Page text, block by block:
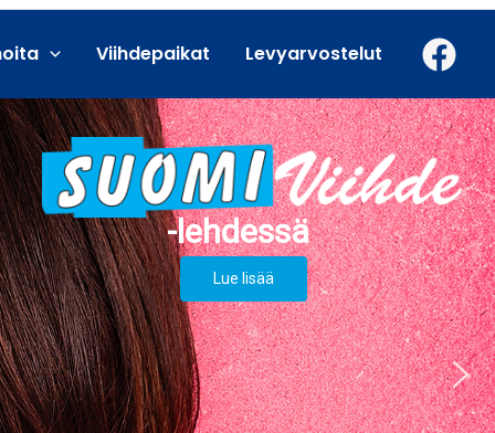
Viihdepaikat Levyarvostelut
Lue lisää